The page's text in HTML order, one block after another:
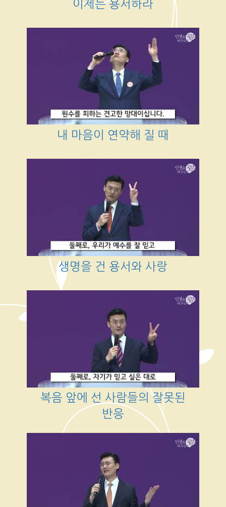
이제는 용서하라
내 마음이 연약해 질 때
생명을 건 용서와 사랑
복음 앞에 선 사람들의 잘못된
반응